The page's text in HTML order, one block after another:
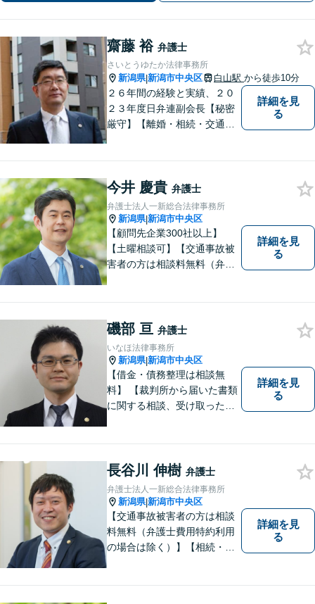
齋藤 裕 弁護士
さいとうゆたか法律事務所
新潟県|新潟市中央区 白山駅 から徒歩10分
２６年間の経験と実績、２０
２３年度日弁連副会長【秘密
厳守】【離婚・相続・交通事
詳細を見
る
今井 慶貴 弁護士
弁護士法人一新総合法律事務所
新潟県|新潟市中央区
【顧問先企業300社以上】
【土曜相談可】【交通事故被
害者の方は相談料無料（弁護
無料】
詳細を見
る
磯部 亘 弁護士
いなほ法律事務所
新潟県|新潟市中央区
【借金・債務整理は相談無
料】 【裁判所から届いた書類
に関する相談、受け取った督
ーな対応を心がけておりま
す。相談先をお探しの方もお
気軽にご相談ください。
詳細を見
る
長谷川 伸樹 弁護士
弁護士法人一新総合法律事務所
新潟県|新潟市中央区
【交通事故被害者の方は相談
料無料（弁護士費用特約利用
の場合は除く）】【相続・債
詳細を見
る